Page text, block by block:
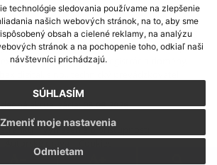
technológie sledovania používame na zlepšenie
našich webových stránok, na to, aby sme
obsah a cielené reklamy, na analýzu
stránok a na pochopenie toho, odkiaľ naši
návštevníci prichádzajú.
SÚHLASÍM
Odmietam
Zmeniť moje nastavenia
aktuálnych informácií s využitím RSS
systém ECHELON 2,Mapa stránok,web portál
s.r.o.,domény,registrácia domény
aktualizácia:03.08.2026
stránku|Vyhlásenie o prístupnosti